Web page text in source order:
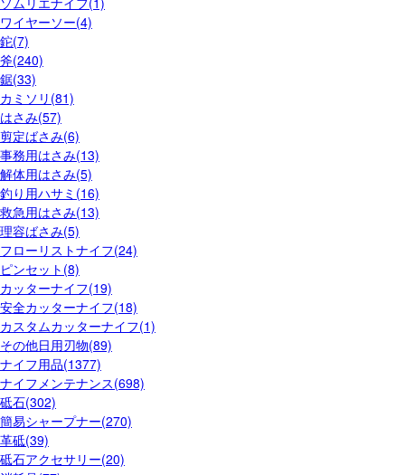
ワイヤーソー(4)
鉈(7)
斧(240)
鋸(33)
カミソリ(81)
はさみ(57)
剪定ばさみ(6)
事務用はさみ(13)
解体用はさみ(5)
釣り用ハサミ(16)
救急用はさみ(13)
理容ばさみ(5)
フローリストナイフ(24)
ピンセット(8)
カッターナイフ(19)
安全カッターナイフ(18)
カスタムカッターナイフ(1)
その他日用刃物(89)
ナイフ用品(1377)
ナイフメンテナンス(698)
砥石(302)
簡易シャープナー(270)
革砥(39)
砥石アクセサリー(20)